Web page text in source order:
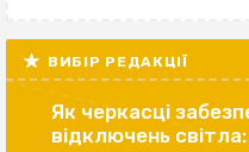
ВИБІР РЕДАКЦІЇ
Як черкасці
відключень